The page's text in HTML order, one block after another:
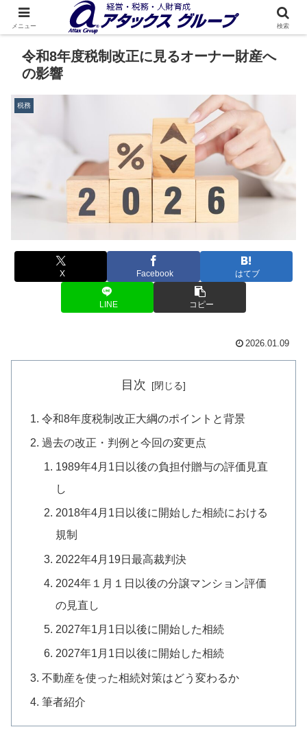
令和8年度税制改正に見るオーナー財産へ
の影響
税務
X Facebook はてブ
LINE コピー
2026.01.09
目次
令和8年度税制改正大綱のポイントと背景
過去の改正・判例と今回の変更点
1989年4月1日以後の負担付贈与の評価見直
し
2018年4月1日以後に開始した相続における
規制
2022年4月19日最高裁判決
2024年１月１日以後の分譲マンション評価
の見直し
2027年1月1日以後に開始した相続
2027年1月1日以後に開始した相続
不動産を使った相続対策はどう変わるか
筆者紹介
メニュー 検索